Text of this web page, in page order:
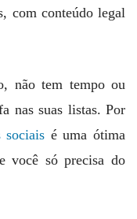
com conteúdo legal
não tem tempo ou
nas suas listas. Por
sociais é uma ótima
você só precisa do